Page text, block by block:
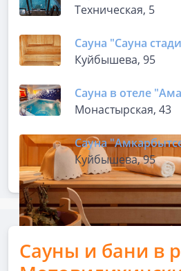
Техническая, 5
Сауна "Сауна
Куйбышева, 95
Сауна в отеле
Монастырская, 43
Сауна
Куйбышева, 95
Сауны и бани в